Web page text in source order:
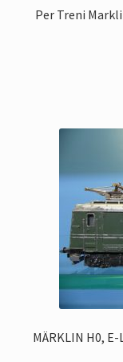
Per Treni
MÄRKLIN H0, E-